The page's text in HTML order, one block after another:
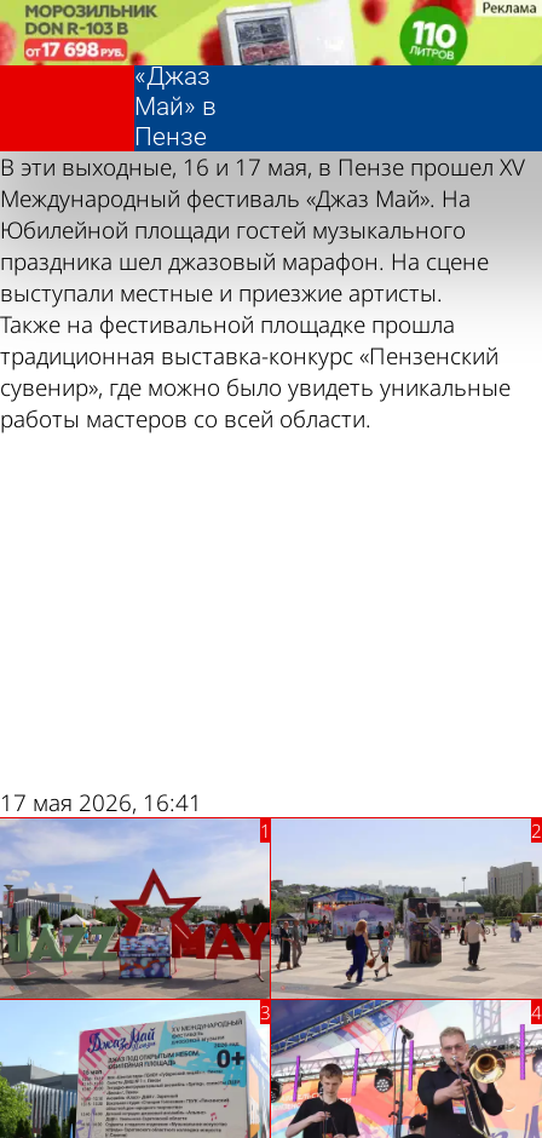
XV
фестиваль
«Джаз
Май» в
Пензе
Фотолента,
«Культура»
В эти выходные, 16 и 17 мая, в Пензе прошел XV
Международный фестиваль «Джаз Май». На
Юбилейной площади гостей музыкального
праздника шел джазовый марафон. На сцене
выступали местные и приезжие артисты.
Также на фестивальной площадке прошла
традиционная выставка-конкурс «Пензенский
сувенир», где можно было увидеть уникальные
работы мастеров со всей области.
17 мая 2026, 16:41
XV
фестиваль
«Джаз
Май» в
Пензе